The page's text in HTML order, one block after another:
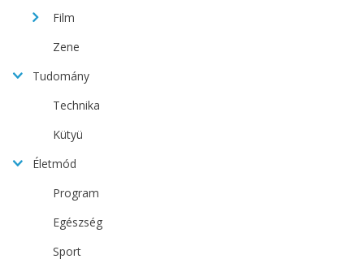
Film
Zene
Tudomány
Technika
Kütyü
Életmód
Program
Egészség
Sport